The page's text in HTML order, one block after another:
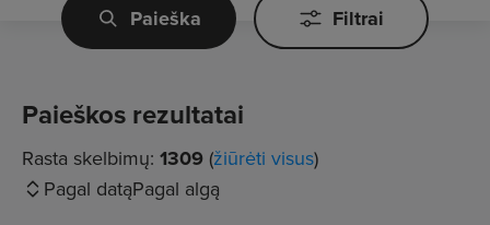
Paieška Filtrai
Paieškos rezultatai
Rasta skelbimų: 1309 (žiūrėti visus)
Pagal datąPagal algą